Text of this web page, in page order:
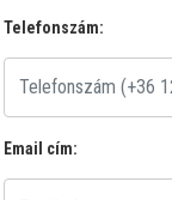
Telefonszám:
Email cím: